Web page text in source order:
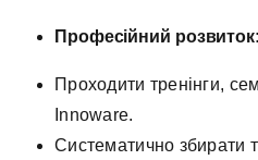
Професійний розвиток:
Проходити тренінги,
Innoware.
Систематично збирати